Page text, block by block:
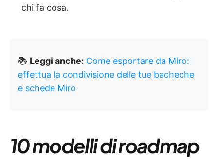
chi fa cosa.
📚 Leggi anche: Come esportare da Miro:
effettua la condivisione delle tue bacheche
e schede Miro
10 modelli di roadmap